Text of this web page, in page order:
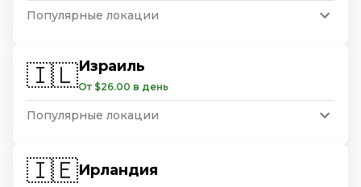
Популярные локации
🇮🇱Израиль
От $26.00 в день
Популярные локации
🇮🇪Ирландия